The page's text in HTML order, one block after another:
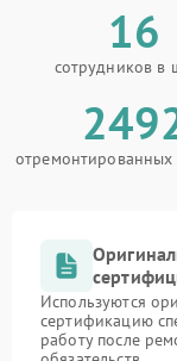
16
сотрудников в
отремонтированных
Используются
сертификацию
работу после